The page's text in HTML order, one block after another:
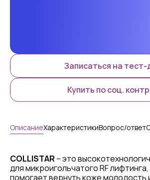
Записаться на тест-
Купить по соц.
ОписаниеХарактеристикиВопрос/ответ
COLLISTAR – это
для микроигольчатого RF
помогает вернуть коже молодость